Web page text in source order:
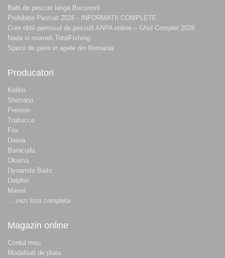
Balti de pescuit langa Bucuresti
Prohibitie Pescuit 2026 - INFORMATII COMPLETE
Cum obtii permisul de pescuit ANPA online – Ghid Complet 2026
Nada si momeli TotalFishing
Specii de pesti in apele din Romania
Producatori
Kolibri
Shimano
Preston
Trabucco
Fox
Daiwa
Baracuda
Okuma
Dynamite Baits
Delphin
Maver
... vezi lista completa
Magazin online
Contul meu
Modalitati de plata